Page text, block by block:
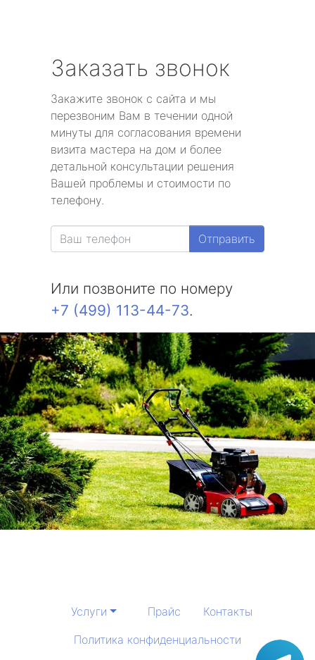
Заказать звонок
Закажите звонок с сайта и мы
перезвоним Вам в течении одной
минуты для согласования времени
визита мастера на дом и более
детальной консультации решения
Вашей проблемы и стоимости по
телефону.
Отправить
Или позвоните по номеру
+7 (499) 113-44-73.
Услуги Прайс
Контакты
Политика конфиденциальности